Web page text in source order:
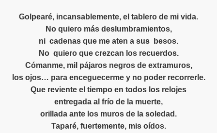
Golpearé, incansablemente, el tablero de mi vida.
No quiero más deslumbramientos,
ni cadenas que me aten a sus
besos.
No quiero que crezcan los recuerdos.
Cómanme, mil pájaros negros de extramuros,
los ojos… para enceguecerme y no poder recorrerle.
Que reviente el tiempo en todos los relojes
entregada al frío de la muerte,
orillada ante los muros de la soledad.
Taparé, fuertemente, mis oídos.
LA PROVINCIA CONSTITUCIONAL DEL CALLAO -
Condesa Sangrienta por Isabel Monzón
DE TRABAJO Y ALUMNOS